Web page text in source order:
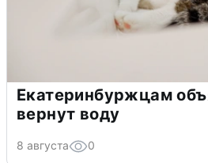
Екатеринбуржцам
вернут воду
8 августа 0